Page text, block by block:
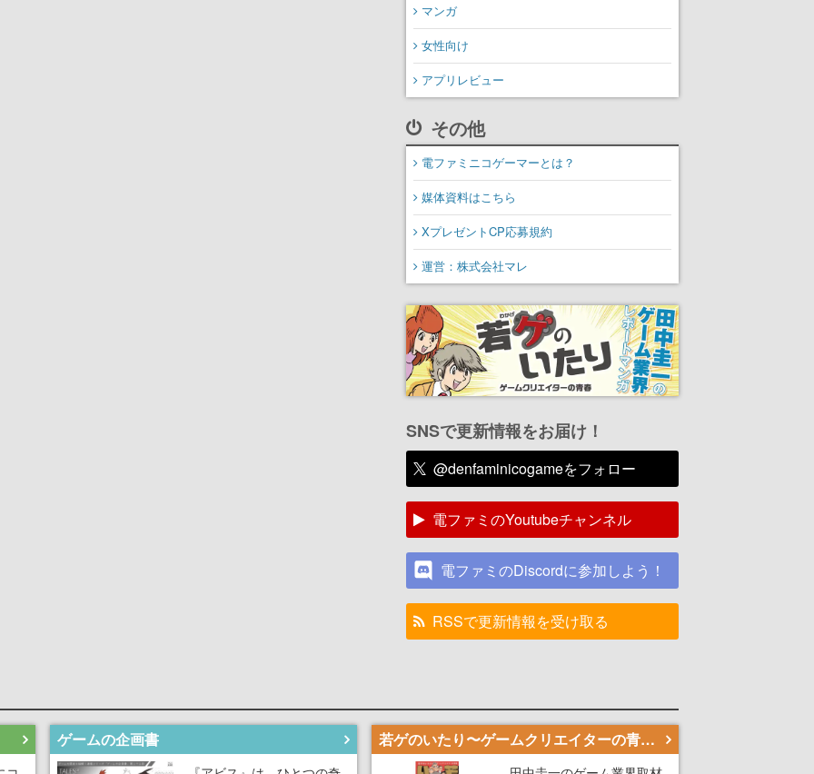
マンガ
女性向け
アプリレビュー
その他
電ファミニコゲーマーとは？
媒体資料はこちら
XプレゼントCP応募規約
運営：株式会社マレ
SNSで更新情報をお届け！
@denfaminicogameをフォロー
電ファミのYoutubeチャンネル
電ファミのDiscordに参加しよう！
RSSで更新情報を受け取る
ゲームの企画書 若ゲのいたり〜ゲームクリエイターの青春〜